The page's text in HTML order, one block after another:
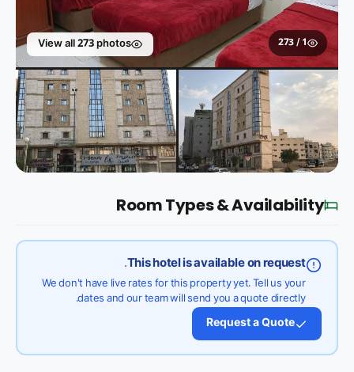
View all 273 photos 1 / 273
Room Types & Availability
This hotel is available on request.
We don't have live rates for this property yet. Tell us your
dates and our team will send you a quote directly.
Request a Quote